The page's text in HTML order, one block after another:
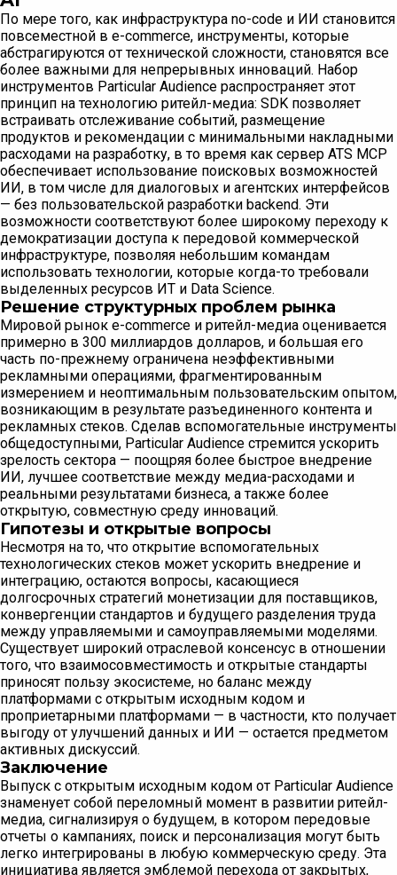
По мере того, как инфраструктура no-code и ИИ становится
повсеместной в e-commerce, инструменты, которые
абстрагируются от технической сложности, становятся все
более важными для непрерывных инноваций. Набор
инструментов Particular Audience распространяет этот
принцип на технологию ритейл-медиа: SDK позволяет
встраивать отслеживание событий, размещение
продуктов и рекомендации с минимальными накладными
расходами на разработку, в то время как сервер ATS MCP
обеспечивает использование поисковых возможностей
ИИ, в том числе для диалоговых и агентских интерфейсов
— без пользовательской разработки backend. Эти
возможности соответствуют более широкому переходу к
демократизации доступа к передовой коммерческой
инфраструктуре, позволяя небольшим командам
использовать технологии, которые когда-то требовали
выделенных ресурсов ИТ и Data Science.
Решение структурных проблем рынка
Мировой рынок e-commerce и ритейл-медиа оценивается
примерно в 300 миллиардов долларов, и большая его
часть по-прежнему ограничена неэффективными
рекламными операциями, фрагментированным
измерением и неоптимальным пользовательским опытом,
возникающим в результате разъединенного контента и
рекламных стеков. Сделав вспомогательные инструменты
общедоступными, Particular Audience стремится ускорить
зрелость сектора — поощряя более быстрое внедрение
ИИ, лучшее соответствие между медиа-расходами и
реальными результатами бизнеса, а также более
открытую, совместную среду инноваций.
Гипотезы и открытые вопросы
Несмотря на то, что открытие вспомогательных
технологических стеков может ускорить внедрение и
интеграцию, остаются вопросы, касающиеся
долгосрочных стратегий монетизации для поставщиков,
конвергенции стандартов и будущего разделения труда
между управляемыми и самоуправляемыми моделями.
Существует широкий отраслевой консенсус в отношении
того, что взаимосовместимость и открытые стандарты
приносят пользу экосистеме, но баланс между
платформами с открытым исходным кодом и
проприетарными платформами — в частности, кто получает
выгоду от улучшений данных и ИИ — остается предметом
активных дискуссий.
Заключение
Выпуск с открытым исходным кодом от Particular Audience
знаменует собой переломный момент в развитии ритейл-
медиа, сигнализируя о будущем, в котором передовые
отчеты о кампаниях, поиск и персонализация могут быть
легко интегрированы в любую коммерческую среду. Эта
инициатива является эмблемой перехода от закрытых,